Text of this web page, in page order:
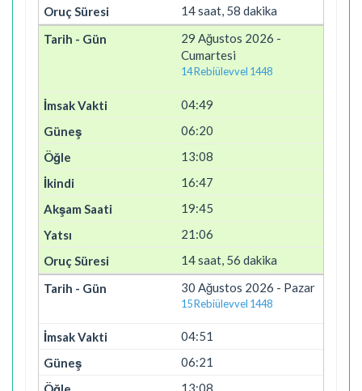
14 saat, 58 dakika
29 Ağustos 2026 -
Cumartesi
14 Rebiülevvel 1448
04:49
06:20
13:08
16:47
19:45
21:06
14 saat, 56 dakika
30 Ağustos 2026 - Pazar
15 Rebiülevvel 1448
04:51
06:21
13:08